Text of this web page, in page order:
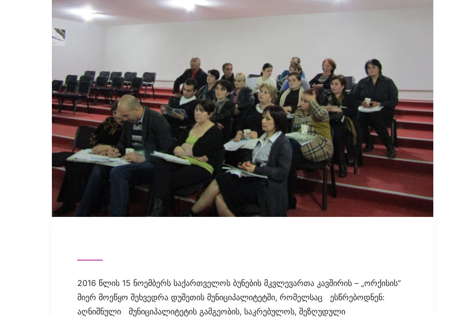
2016 წლის 15 ნოემბერს საქართველოს ბუნების მკვლევართა კავშირის – „ორქისის“
მიერ მოეწყო შეხვედრა დუშეთის მუნიციპალიტეტში, რომელსაც ესწრებოდნენ:
აღნიშნული მუნიციპალიტეტის გამგეობის, საკრებულოს, შეზღუდული